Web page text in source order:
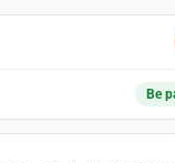
Be